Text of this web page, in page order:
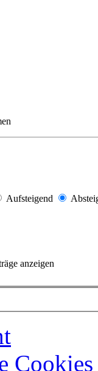
Aufsteigend
anzeigen
Cookies